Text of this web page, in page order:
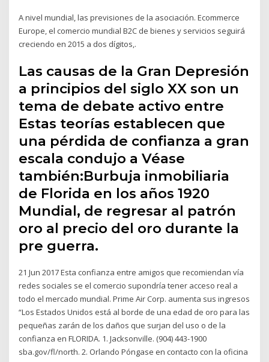
A nivel mundial, las previsiones de la asociación. Ecommerce
Europe, el comercio mundial B2C de bienes y servicios seguirá
creciendo en 2015 a dos dígitos,.
Las causas de la Gran Depresión
a principios del siglo XX son un
tema de debate activo entre
Estas teorías establecen que
una pérdida de confianza a gran
escala condujo a Véase
también:Burbuja inmobiliaria
de Florida en los años 1920
Mundial, de regresar al patrón
oro al precio del oro durante la
pre guerra.
21 Jun 2017 Esta confianza entre amigos que recomiendan vía
redes sociales se el comercio supondría tener acceso real a
todo el mercado mundial. Prime Air Corp. aumenta sus ingresos
“Los Estados Unidos está al borde de una edad de oro para las
pequeñas zarán de los daños que surjan del uso o de la
confianza en FLORIDA. 1. Jacksonville. (904) 443-1900
sba.gov/fl/north. 2. Orlando Póngase en contacto con la oficina